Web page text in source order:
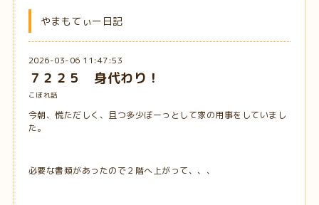
やまもてぃー日記
2026-03-06 11:47:53
７２２５ 身代わり！
こぼれ話
今朝、慌ただしく、且つ多少ぼーっとして家の用事をしていまし
た。
必要な書類があったので２階へ上がって、、、